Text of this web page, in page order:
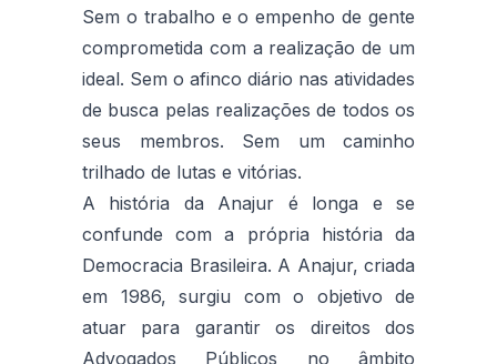
Sem o trabalho e o empenho de gente
comprometida com a realização de um
ideal. Sem o afinco diário nas atividades
de busca pelas realizações de todos os
seus membros. Sem um caminho
trilhado de lutas e vitórias.
A história da Anajur é longa e se
confunde com a própria história da
Democracia Brasileira. A Anajur, criada
em 1986, surgiu com o objetivo de
atuar para garantir os direitos dos
Advogados Públicos no âmbito